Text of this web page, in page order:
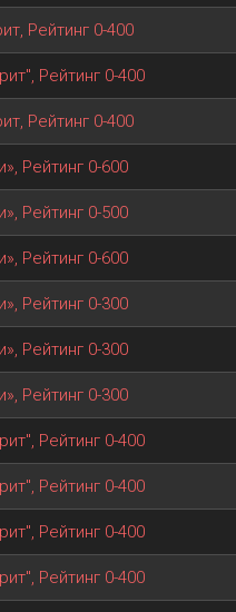
Рейтинг 0-400
Рейтинг 0-400
Рейтинг 0-400
Рейтинг 0-600
Рейтинг 0-500
Рейтинг 0-600
Рейтинг 0-300
Рейтинг 0-300
Рейтинг 0-300
Рейтинг 0-400
Рейтинг 0-400
Рейтинг 0-400
Рейтинг 0-400